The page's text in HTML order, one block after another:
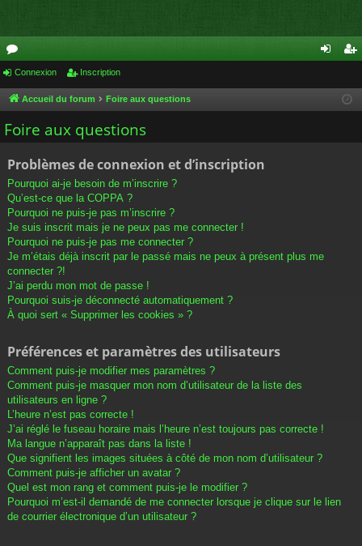
or
u
m
cri
Connexion Inscription
Accueil du forum Foire aux questions
Foire aux questions
Problèmes de connexion et d’inscription
Pourquoi ai-je besoin de m’inscrire ?
Qu’est-ce que la COPPA ?
Pourquoi ne puis-je pas m’inscrire ?
Je suis inscrit mais je ne peux pas me connecter !
Pourquoi ne puis-je pas me connecter ?
Je m’étais déjà inscrit par le passé mais ne peux à présent plus me
connecter ?!
J’ai perdu mon mot de passe !
Pourquoi suis-je déconnecté automatiquement ?
À quoi sert « Supprimer les cookies » ?
Préférences et paramètres des utilisateurs
Comment puis-je modifier mes paramètres ?
Comment puis-je masquer mon nom d’utilisateur de la liste des
utilisateurs en ligne ?
L’heure n’est pas correcte !
J’ai réglé le fuseau horaire mais l’heure n’est toujours pas correcte !
Ma langue n’apparaît pas dans la liste !
Que signifient les images situées à côté de mon nom d’utilisateur ?
Comment puis-je afficher un avatar ?
Quel est mon rang et comment puis-je le modifier ?
Pourquoi m’est-il demandé de me connecter lorsque je clique sur le lien
de courrier électronique d’un utilisateur ?